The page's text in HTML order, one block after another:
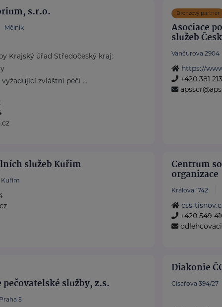
s.r.o.
Mělník
Krajský úřad Středočeský kraj:
zvláštní péči ...
Bronzový partner
Asociace
služeb
Vančurova 2904
https://
+420 381
služeb Kuřim
Kuřim
Centrum
organizace
Králova 1742
css-
+420 549
pečovatelské služby, z.s.
5
Diakonie
Císařova 394/27